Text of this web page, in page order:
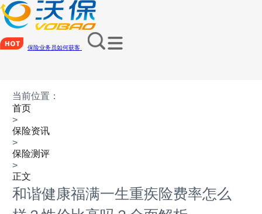
保险业务员如何获客
当前位置：
首页
>
保险资讯
>
保险测评
>
正文
和谐健康福满一生重疾险费率怎么